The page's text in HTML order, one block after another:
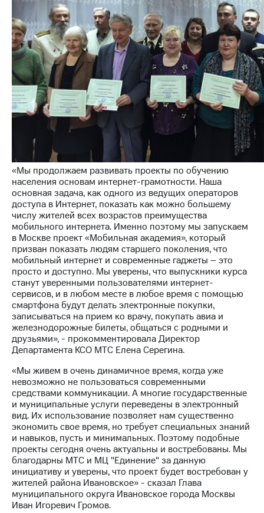
информации
Информация
акционерам
Документы
ПАО
"МТС"
Собрания
акционеров
Личный
кабинет
акционера
Акционерный
капитал
Контроль
и
аудит
Рынок
акций
Описание
Программа
приобретения
Порядок
выкупа
акций
Дивиденды
Рынок
облигаций
Описание
Еврооблигации-2023
о
погашении
именных
облигаций
Другое
Регистратор
Реквизиты
Контакты
развитие
деловая этика
На главную
«Мы продолжаем развивать проекты по обучению
населения основам интернет-грамотности. Наша
основная задача, как одного из ведущих операторов
доступа в Интернет, показать как можно большему
числу жителей всех возрастов преимущества
мобильного интернета. Именно поэтому мы запускаем
в Москве проект «Мобильная академия», который
призван показать людям старшего поколения, что
мобильный интернет и современные гаджеты – это
просто и доступно. Мы уверены, что выпускники курса
станут уверенными пользователями интернет-
сервисов, и в любом месте в любое время с помощью
смартфона будут делать электронные покупки,
записываться на прием ко врачу, покупать авиа и
железнодорожные билеты, общаться с родными и
друзьями», - прокомментировала Директор
Департамента КСО МТС Елена Серегина.
«Мы живем в очень динамичное время, когда уже
невозможно не пользоваться современными
средствами коммуникации. А многие государственные
и муниципальные услуги переведены в электронный
вид. Их использование позволяет нам существенно
экономить свое время, но требует специальных знаний
и навыков, пусть и минимальных. Поэтому подобные
проекты сегодня очень актуальны и востребованы. Мы
благодарны МТС и МЦ "Единение" за данную
инициативу и уверены, что проект будет востребован у
жителей района Ивановское» - сказал Глава
муниципального округа Ивановское города Москвы
Иван Игоревич Громов.